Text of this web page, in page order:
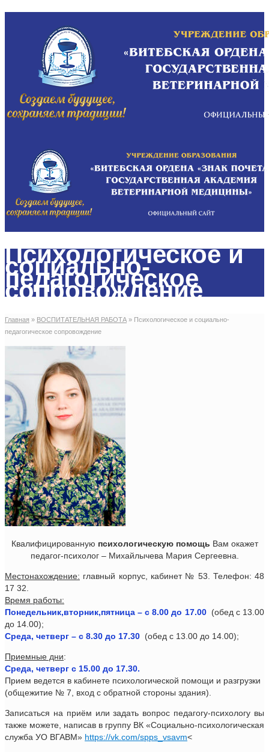
Психологическое и
социально-
педагогическое
сопровождение
Главная » ВОСПИТАТЕЛЬНАЯ РАБОТА » Психологическое и социально-
педагогическое сопровождение
Квалифицированную психологическую помощь Вам окажет
педагог-психолог – Михайлычева Мария Сергеевна.
Местонахождение: главный корпус, кабинет № 53. Телефон: 48
17 32.
Время работы:
Понедельник,вторник,пятница – с 8.00 до 17.00 (обед с 13.00
до 14.00);
Среда, четверг – с 8.30 до 17.30 (обед с 13.00 до 14.00);
Приемные дни:
Среда, четверг с 15.00 до 17.30.
Прием ведется в кабинете психологической помощи и разгрузки
(общежитие № 7, вход с обратной стороны здания).
Записаться на приём или задать вопрос педагогу-психологу вы
также можете, написав в группу ВК «Социально-психологическая
служба УО ВГАВМ» https://vk.com/spps_vsavm<